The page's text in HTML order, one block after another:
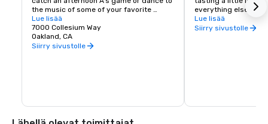
the music of some of your favorite
artists!
Lue lisää
7000 Collesium Way
Oakland, CA
Siirry sivustolle
everything else in
scene is a little
wineries are housed
Lue lisää
Siirry sivustolle